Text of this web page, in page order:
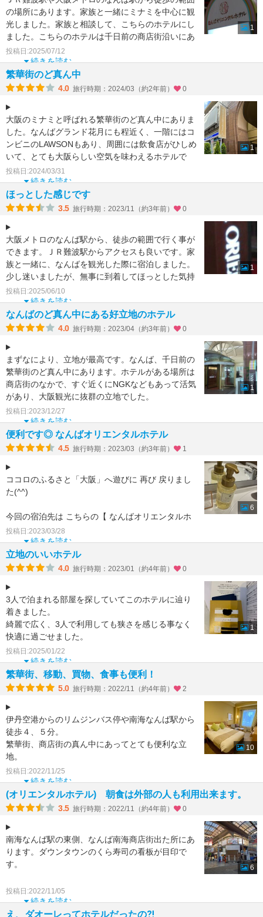
の場所にあります。家族と一緒にミナミを中心に観
光しました。家族と相談して、こちらのホテルにし
ました。こちらのホテルは千日前の商店街沿いにあ
り、雨の日も移動
続きを読む
投稿日:2025/07/12
1
繁華街のど真ん中
4.0 旅行時期：2024/03（約2年前） 0
大阪のミナミと呼ばれる繁華街のど真ん中にありま
した。なんばグランド花月にも程近く、一階にはコ
ンビニのLAWSONもあり、周囲には飲食店がひしめ
いて、とても大阪らしい空気を味わえるホテルで
す。入り口は重
続きを読む
投稿日:2024/03/31
1
ほっとした感じです
3.5 旅行時期：2023/11（約3年前） 0
大阪メトロのなんば駅から、徒歩の範囲で行く事が
できます。ＪＲ難波駅からアクセスも良いです。家
族と一緒に、なんばを観光した際に宿泊しました。
少し迷いましたが、無事に到着してほっとした気持
ちになりました。
続きを読む
投稿日:2025/06/10
1
なんばのど真ん中にある好立地のホテル
4.0 旅行時期：2023/04（約3年前） 0
まずなにより、立地が最高です。なんば、千日前の
繁華街のど真ん中にあります。ホテルがある場所は
商店街のなかで、すぐ近くにNGKなどもあって活気
があり、大阪観光に抜群の立地でした。
昔からあるホテルです
続きを読む
投稿日:2023/12/27
1
便利です◎ なんばオリエンタルホテル
4.5 旅行時期：2023/03（約3年前） 1
ココロのふるさと「大阪」へ遊びに 再び 戻りまし
た(^^)
今回の宿泊先は こちらの【 なんばオリエンタルホ
テル 】です
私は 国内ホテルの宿泊前には
お部屋
続きを読む
投稿日:2023/03/28
6
立地のいいホテル
4.0 旅行時期：2023/01（約4年前） 0
3人で泊まれる部屋を探していてこのホテルに辿り
着きました。
綺麗で広く、3人で利用しても狭さを感じる事なく
快適に過ごせました。
チェックアウトが12:00までだったのもゆっくり出
来てよかったです。
続きを読む
投稿日:2025/01/22
1
繁華街、移動、買物、食事も便利！
5.0 旅行時期：2022/11（約4年前） 2
伊丹空港からのリムジンバス停や南海なんば駅から
徒歩４、５分。
繁華街、商店街の真ん中にあってとても便利な立
地。
チェックイン時にスタッフさんから、明日の朝食は
７時から50名の団体が利用されるので
続きを読む
投稿日:2022/11/25
10
(オリエンタルホテル) 朝食は外部の人も利用出来ます。
3.5 旅行時期：2022/11（約4年前） 0
南海なんば駅の東側、なんば南海商店街出た所にあ
ります。ダウンタウンのくら寿司の看板が目印で
す。
朝食は朝７時から2階和食処和ぎ(ねぎ)でいただけま
す。料金は和洋の食べ物食べ放題1280円で、3階
続きを読む
投稿日:2022/11/05
6
え、ダオーレってホテルだったの⁈